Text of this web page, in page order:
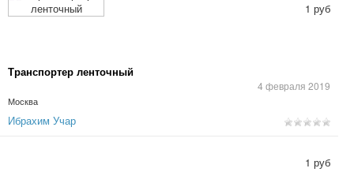
Транспортер ленточный
4 февраля 2019
Москва
1 руб
Ибрахим Учар
1 руб